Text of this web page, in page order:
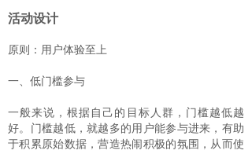
活动设计
原则：用户体验至上
一、低门槛参与
一般来说，根据自己的目标人群，门槛越低越
好。门槛越低，就越多的用户能参与进来，有助
于积累原始数据，营造热闹积极的氛围，从而使